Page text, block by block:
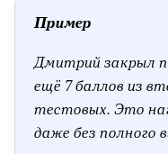
Пример
Дмитрий закрыл
ещё 7 баллов из
тестовых. Это
даже без полного